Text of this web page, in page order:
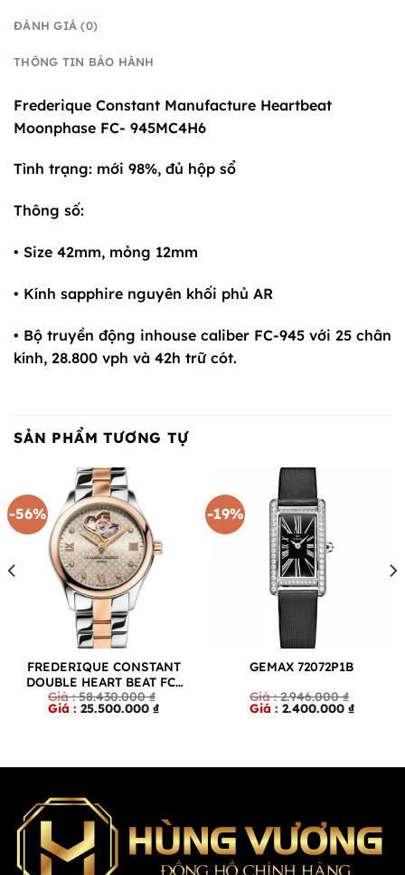
ĐÁNH GIÁ (0)
THÔNG TIN BẢO HÀNH
Frederique Constant Manufacture Heartbeat
Moonphase FC- 945MC4H6
Tình trạng: mới 98%, đủ hộp sổ
Thông số:
• Size 42mm, mỏng 12mm
• Kính sapphire nguyên khối phủ AR
• Bộ truyền động inhouse caliber FC-945 với 25 chân
kính, 28.800 vph và 42h trữ cót.
SẢN PHẨM TƯƠNG TỰ
-56%
FREDERIQUE CONSTANT
DOUBLE HEART BEAT FC-
310LGDHB3B2B
58.430.000₫
gốc
25.500.000 ₫Giá
-19%
GEMAX 72072P1B
2.946.000₫
gốc
là:
2.400.000 ₫Giá
hiện